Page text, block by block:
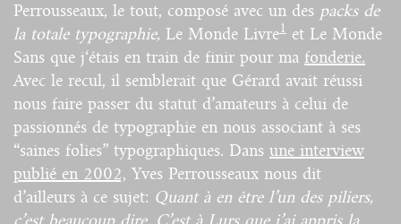
Perrousseaux, le tout, composé avec un des packs de
la totale typographie, Le Monde Livre1 et Le Monde
Sans que j‘étais en train de finir pour ma fonderie.
Avec le recul, il semblerait que Gérard avait réussi
nous faire passer du statut d’amateurs à celui de
passionnés de typographie en nous associant à ses
“saines folies” typographiques. Dans une interview
publié en 2002, Yves Perrousseaux nous dit
d’ailleurs à ce sujet: Quant à en être l’un des piliers,
c’est beaucoup dire. C’est à Lurs que j’ai appris la